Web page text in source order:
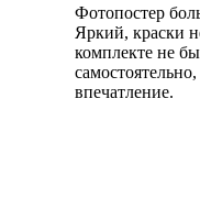
Фотопостер
Яркий, краски
комплекте не
впечатление.